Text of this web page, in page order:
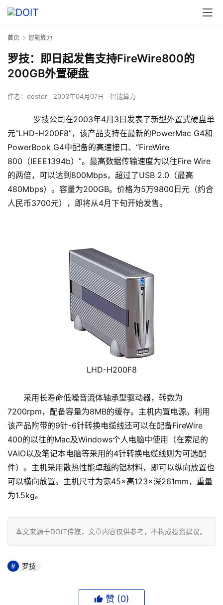
首页 智能算力
罗技：即日起发售支持FireWire800的
200GB外置硬盘
作者： dostor 2003年04月07日 智能算力
罗技公司在2003年4月3日发表了新型外置式硬盘单
元“LHD-H200F8”，该产品支持在最新的PowerMac G4和
PowerBook G4中配备的高速接口、“FireWire
800（IEEE1394b）”。最高数据传输速度为以往Fire Wire
的两倍，可以达到800Mbps，超过了USB 2.0（最高
480Mbps）。容量为200GB。价格为5万9800日元（约合
人民币3700元），即将从4月下旬开始发售。
LHD-H200F8
采用长寿命低噪音流体轴承型驱动器，转数为
7200rpm，配备容量为8MB的缓存。主机内置电源。利用
该产品附带的9针-6针转换电缆线还可以在配备FireWire
400的以往的Mac及Windows个人电脑中使用（在索尼的
VAIO以及笔记本电脑等采用的4针转换电缆线则为可选配
件）。主机采用散热性能卓越的铝材料，即可以纵向放置也
可以横向放置。主机尺寸为宽45×高123×深261mm，重量
为1.5kg。
本文来源于DOIT传媒，文章内容仅供参考，不构成投资建议。
罗技
赞 (0)